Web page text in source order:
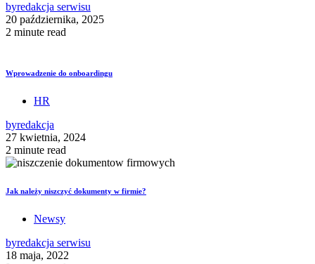
byredakcja serwisu
20 października, 2025
2 minute read
Wprowadzenie do onboardingu
HR
byredakcja
27 kwietnia, 2024
2 minute read
Jak należy niszczyć dokumenty w firmie?
Newsy
byredakcja serwisu
18 maja, 2022